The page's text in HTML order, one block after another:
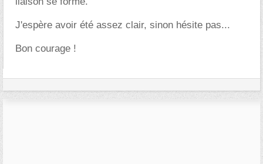
J'espère avoir été assez clair, sinon hésite pas...
Bon courage !